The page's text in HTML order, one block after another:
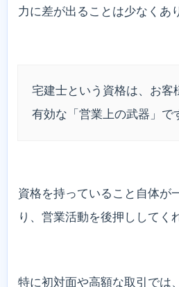
力に差が出ることは少なくあ
宅建士という資格は、お客
有効な「営業上の武器」で
資格を持っていること自体が
り、営業活動を後押ししてく
特に初対面や高額な取引では